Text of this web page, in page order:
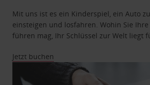
Mit uns ist es ein Kinderspiel, ein Auto
einsteigen und losfahren. Wohin Sie Ihre
führen mag, Ihr Schlüssel zur Welt liegt
Jetzt buchen